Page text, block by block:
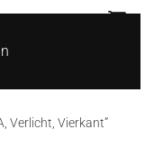
Verlicht, Vierkant”